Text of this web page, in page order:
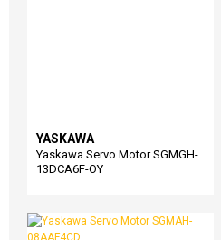
YASKAWA
Yaskawa Servo Motor SGMGH-
13DCA6F-OY